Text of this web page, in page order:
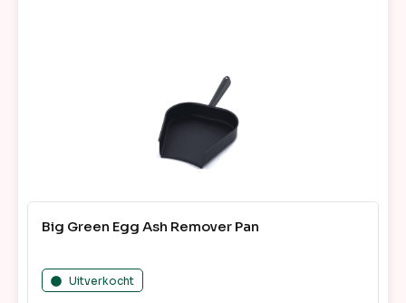
Big Green Egg Ash Remover Pan
Uitverkocht